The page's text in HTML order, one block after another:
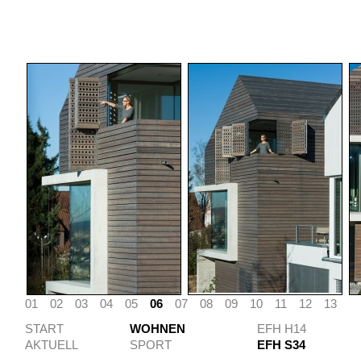
01 02 03 04 05 06 07 08 09 10 11 12
13
START
AKTUELL
EFH H14
EFH S34
WOHNEN
SPORT